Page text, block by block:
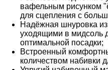
вафельным рисунком
для сцепления с
Надёжная шнуровка из
уходящими в мидсоль
оптимальной посадки;
Встроенный
количеством набивки